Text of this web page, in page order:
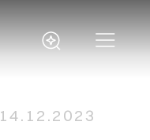
14.12.2023